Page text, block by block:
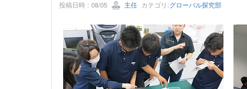
投稿日時 : 08/05 主任 カテゴリ:グローバル探究部